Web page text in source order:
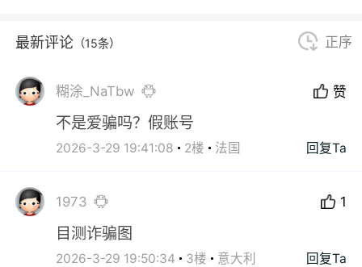
最新评论 （15条） 正序
糊涂_NaTbw 赞
不是爱骗吗？假账号
2026-3-29 19:41:08 2楼 法国 回复Ta
1973 1
目测诈骗图
2026-3-29 19:50:34 3楼 意大利 回复Ta